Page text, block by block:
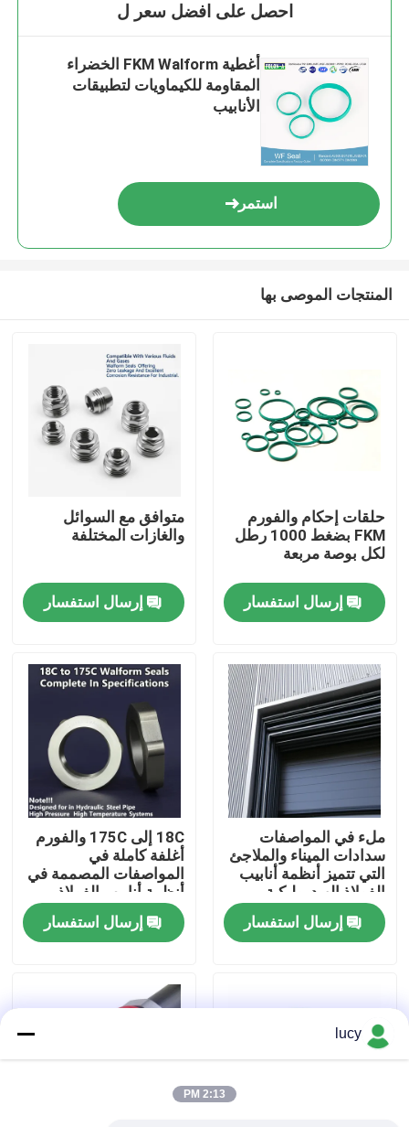
منزل
أشرطة فيديو
حول بنا
جولة في المعمل
ضبط الجودة
اتصل بنا
جميع القضايا
احصل على افضل سعر ل
أغطية FKM Walform الخضراء
المقاومة للكيماويات لتطبيقات
الأنابيب
استمر
المنتجات الموصى بها
حلقات إحكام والفورم
FKM بضغط 1000 رطل
لكل بوصة مربعة
إرسال استفسار
متوافق مع السوائل
والغازات المختلفة
إرسال استفسار
ملء في المواصفات
سدادات الميناء والملاجئ
التي تتميز أنظمة أنابيب
الفولاذ الهيدروليكية
مصممة لضغط عال
ودرجة حرارة عالية
إرسال استفسار
18C إلى 175C والفورم
أغلفة كاملة في
المواصفات المصممة في
أنظمة أنابيب الفولاذ
الهيدروليكية الضغط
العالي ودرجة الحرارة
العالية
إرسال استفسار
lucy
2:13 PM